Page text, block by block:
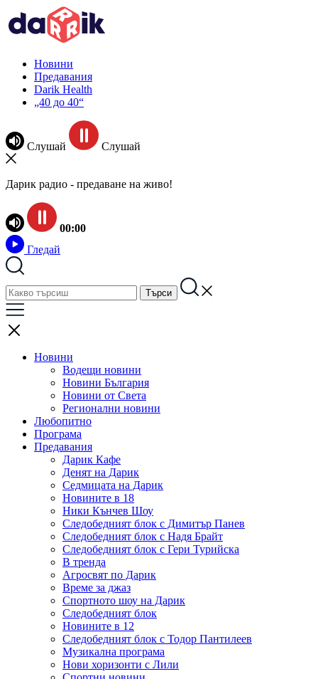
Новини
Предавания
Darik Health
„40 до 40“
Слушай Слушай
Дарик радио - предаване на живо!
00:00
Гледай
Новини
Водещи новини
Новини България
Новини от Света
Регионални новини
Любопитно
Програма
Предавания
Дарик Кафе
Денят на Дарик
Седмицата на Дарик
Новините в 18
Ники Кънчев Шоу
Следобедният блок с Димитър Панев
Следобедният блок с Надя Брайт
Следобедният блок с Гери Турийска
В тренда
Агросвят по Дарик
Време за джаз
Спортното шоу на Дарик
Следобедният блок
Новините в 12
Следобедният блок с Тодор Пантилеев
Музикална програма
Нови хоризонти с Лили